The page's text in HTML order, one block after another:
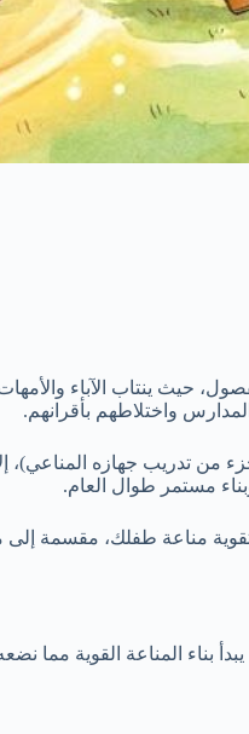
حيث ينتاب الآباء
واختلاطهم بأقرانهم.
تدريب جهازه المناعي)،
مستمر طوال العام.
مناعة طفلك، مقسمة إلى
بناء المناعة القوية مما